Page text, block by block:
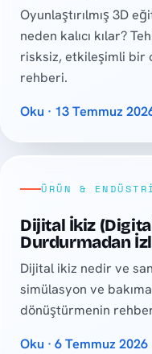
Oyunlaştırılmış 3D
neden kalıcı kılar?
risksiz, etkileşimli bir
rehberi.
Oku · 13 Temmuz
ÜRÜN &
Dijital İkiz
Durdurmadan
Dijital ikiz nedir ve
simülasyon ve
dönüştürmenin
Oku · 6 Temmuz